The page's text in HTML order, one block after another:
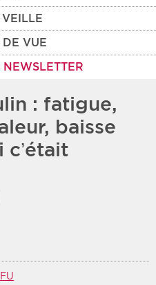
VUE
Zone géographique
de fin
: fatigue,
baisse